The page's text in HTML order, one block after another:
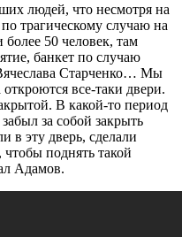
людей, что несмотря на
трагическому случаю на
50 человек, там
банкет по случаю
Старченко… Мы
все-таки двери.
В какой-то период
за собой закрыть
в эту дверь, сделали
чтобы поднять такой
Адамов.